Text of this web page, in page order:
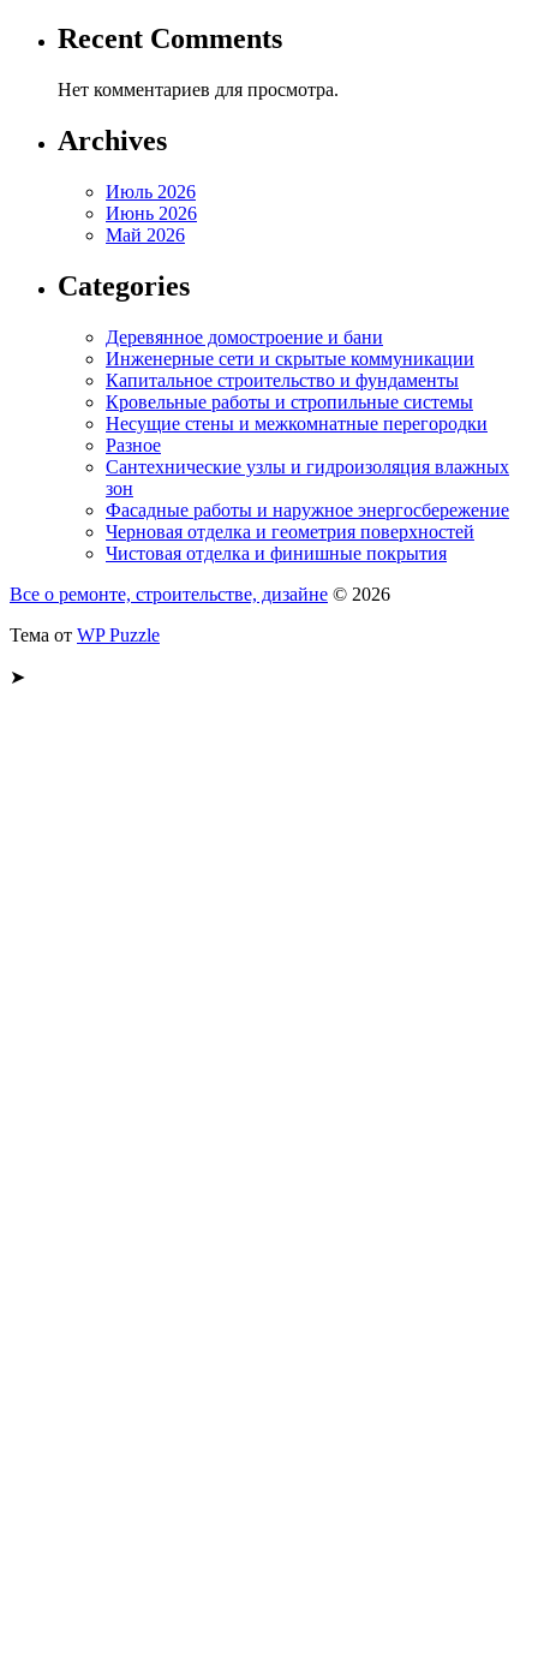
Recent Comments
Нет комментариев для просмотра.
Archives
Июль 2026
Июнь 2026
Май 2026
Categories
Деревянное домостроение и бани
Инженерные сети и скрытые коммуникации
Капитальное строительство и фундаменты
Кровельные работы и стропильные системы
Несущие стены и межкомнатные перегородки
Разное
Сантехнические узлы и гидроизоляция влажных
зон
Фасадные работы и наружное энергосбережение
Черновая отделка и геометрия поверхностей
Чистовая отделка и финишные покрытия
Все о ремонте, строительстве, дизайне © 2026
Тема от WP Puzzle
➤